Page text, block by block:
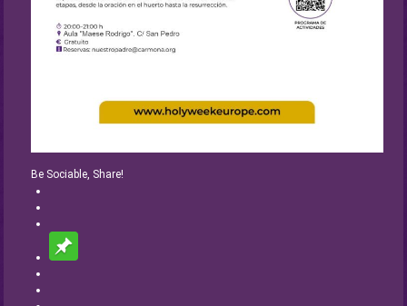
Be Sociable, Share!